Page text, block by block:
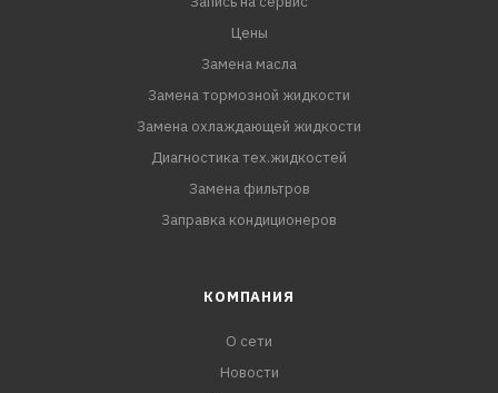
VW 502.00/505.00
Цены
Замена масла
Замена тормозной жидкости
Замена охлаждающей жидкости
Диагностика тех.жидкостей
Замена фильтров
Заправка кондиционеров
КОМПАНИЯ
О сети
Новости